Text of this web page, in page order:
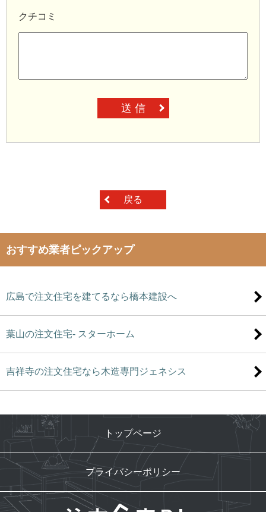
クチコミ
送 信
戻る
おすすめ業者ピックアップ
広島で注文住宅を建てるなら橋本建設へ
葉山の注文住宅- スターホーム
吉祥寺の注文住宅なら木造専門ジェネシス
トップページ
プライバシーポリシー